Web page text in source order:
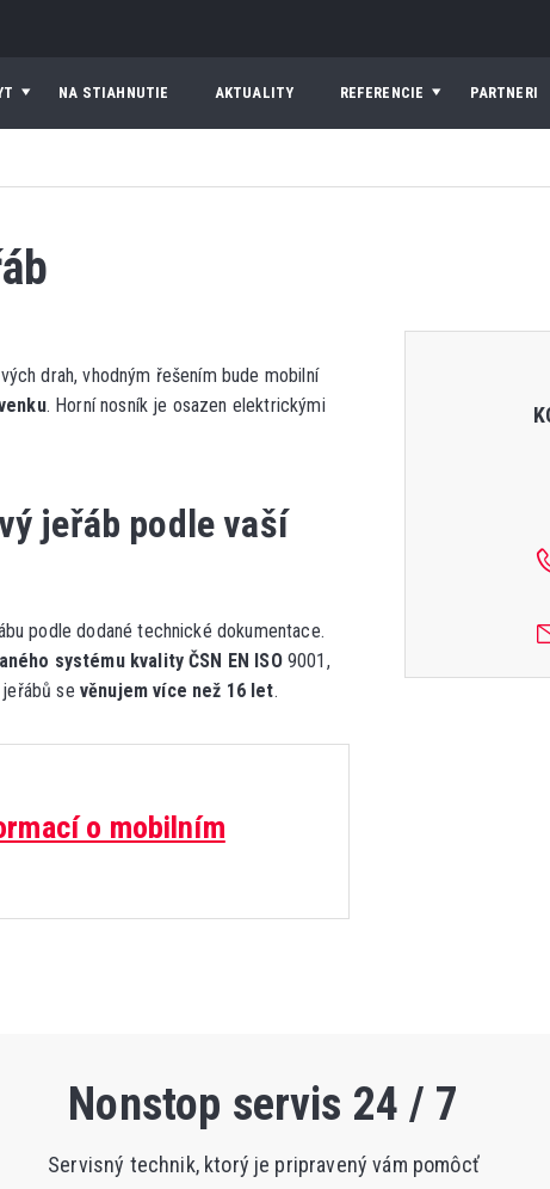
NA STIAHNUTIE AKTUALITY REFERENCIE PARTNERI
drah, vhodným řešením bude mobilní
. Horní nosník je osazen elektrickými
jeřáb podle vaší
podle dodané technické dokumentace.
systému kvality ČSN EN ISO 9001,
se věnujem více než 16 let.
o mobilním
Nonstop servis 24 / 7
Servisný technik, ktorý je pripravený vám pomôcť